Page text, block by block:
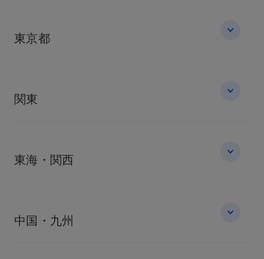
東京都
関東
東海・関西
中国・九州